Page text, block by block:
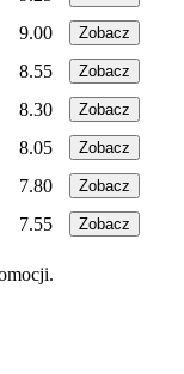
9.00 Zobacz
8.55 Zobacz
8.30 Zobacz
8.05 Zobacz
7.80 Zobacz
7.55 Zobacz